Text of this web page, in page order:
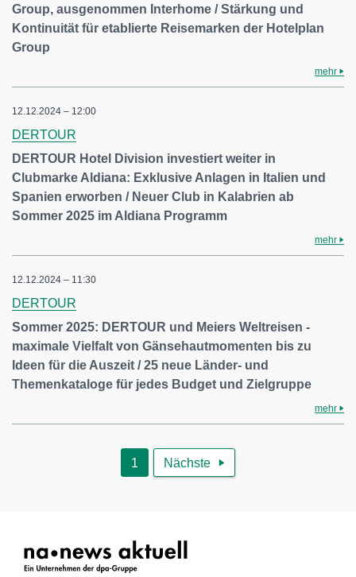
Group, ausgenommen Interhome / Stärkung und
Kontinuität für etablierte Reisemarken der Hotelplan
Group
mehr
12.12.2024 – 12:00
DERTOUR
DERTOUR Hotel Division investiert weiter in
Clubmarke Aldiana: Exklusive Anlagen in Italien und
Spanien erworben / Neuer Club in Kalabrien ab
Sommer 2025 im Aldiana Programm
mehr
12.12.2024 – 11:30
DERTOUR
Sommer 2025: DERTOUR und Meiers Weltreisen -
maximale Vielfalt von Gänsehautmomenten bis zu
Ideen für die Auszeit / 25 neue Länder- und
Themenkataloge für jedes Budget und Zielgruppe
mehr
1 Nächste 